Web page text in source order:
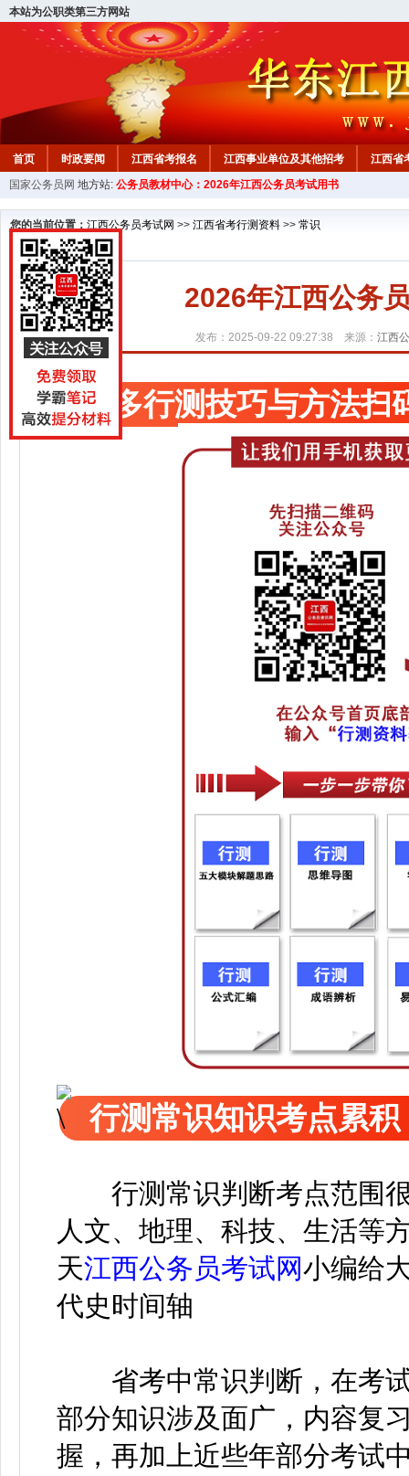
本站为公职类第三方网站
首页 时政要闻 江西省考报名 江西事业单位及其他招考 江西省
教材中心
国家公务员网 地方站: 公务员教材中心：2026年江西公务员考试用书
您的当前位置： 江西公务员考试网 >> 江西省考行测资料 >> 常识
2026年江西公务
发布：2025-09-22 09:27:38 来源： 江西
更多行测技巧与方法扫
行测常识知识考点累积
行测常识判断考点范围
人文、地理、科技、生活等
天江西公务员考试网小编给
代史时间轴
省考中常识判断，在考试
部分知识涉及面广，内容复
握，再加上近些年部分考试